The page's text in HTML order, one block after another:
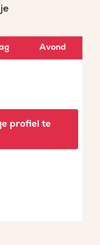
Avond
profiel te